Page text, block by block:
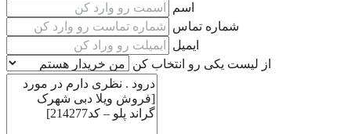
اسم
شماره تماس
ایمیل
از لیست یکی رو انتخاب کن